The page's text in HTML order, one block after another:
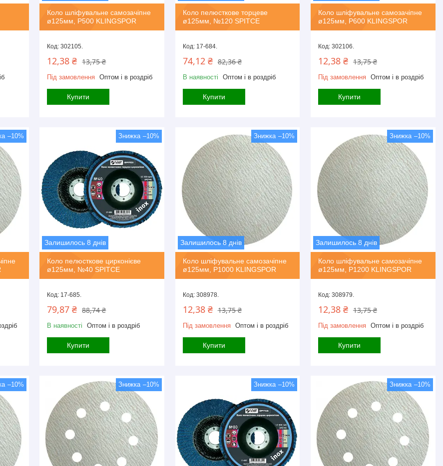
Коло шліфувальне самозачіпне
ø125мм, P500 KLINGSPOR
302105.
13,75 ₴
12,38 ₴
Під замовлення Оптом і в роздріб
Купити
Коло пелюсткове торцеве
ø125мм, №120 SPITCE
17-684.
82,36 ₴
74,12 ₴
В наявності Оптом і в роздріб
Купити
Коло шліфувальне самозачіпне
ø125мм, P600 KLINGSPOR
302106.
13,75 ₴
12,38 ₴
Під замовлення Оптом і в роздріб
Купити
–10% –10%
Залишилось 8 днів
Коло пелюсткове цирконієве
ø125мм, №40 SPITCE
17-685.
88,74 ₴
79,87 ₴
В наявності Оптом і в роздріб
Купити
–10%
Залишилось 8 днів
Коло шліфувальне самозачіпне
ø125мм, P1000 KLINGSPOR
308978.
13,75 ₴
12,38 ₴
Під замовлення Оптом і в роздріб
Купити
–10%
Залишилось 8 днів
Коло шліфувальне самозачіпне
ø125мм, P1200 KLINGSPOR
308979.
13,75 ₴
12,38 ₴
Під замовлення Оптом і в роздріб
Купити
–10% –10% –10% –10%